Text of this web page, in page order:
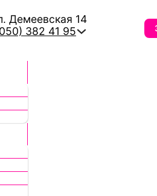
Демеевская 14
382 41 95